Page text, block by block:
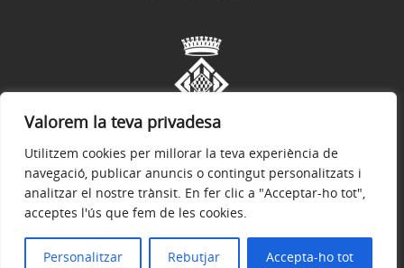
Valorem la teva privadesa
Utilitzem cookies per millorar la teva experiència de
navegació, publicar anuncis o contingut personalitzats i
analitzar el nostre trànsit. En fer clic a "Acceptar-ho tot",
acceptes l'ús que fem de les cookies.
Personalitzar Rebutjar Accepta-ho tot
Avís legal Política de privacitat
© 2026